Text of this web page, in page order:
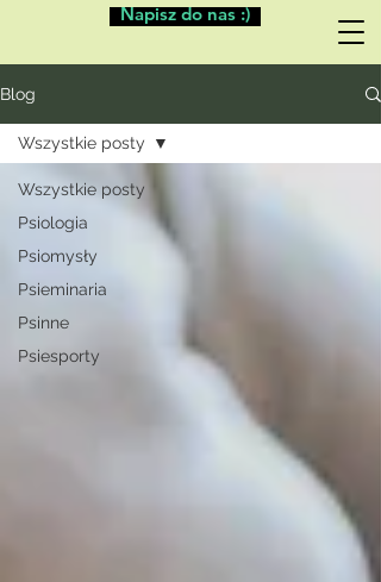
Napisz do nas :)
Blog
Wszystkie posty
Psiologia
Psiomysły
Psieminaria
Psinne
Psiesporty
Wszystkie posty